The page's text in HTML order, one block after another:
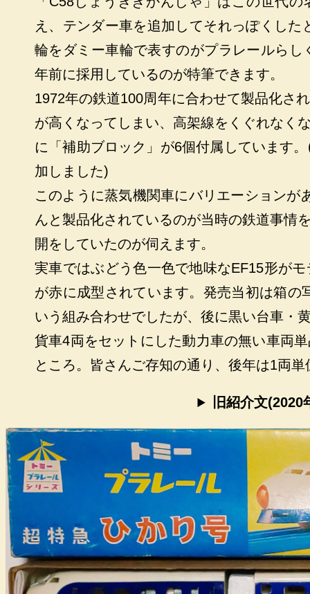
え、テンダー車を追加してそれっぽくし
輪をダミー車輪で表すのがプラレールら
年前に採用しているのが特筆できます。
1972年の鉄道100周年に合わせて製品化さ
が高くなってしまい、高架線をくぐれなく
に「補助ブロック」が6個付属しています
加しました)
このように蒸気機関車にバリエーションが
んと製品化されているのが当時の鉄道事情
開をしていたのが伺えます。
実車ではぶどう色一色で地味なEF15形が
が赤に成型されています。発売当初は箱
いう組み合わせでしたが、後に黒い台車・
貨車4両をセットにした動力車の無い車両
ところ。皆さんご存知の通り、後年は1両
旧紹介文